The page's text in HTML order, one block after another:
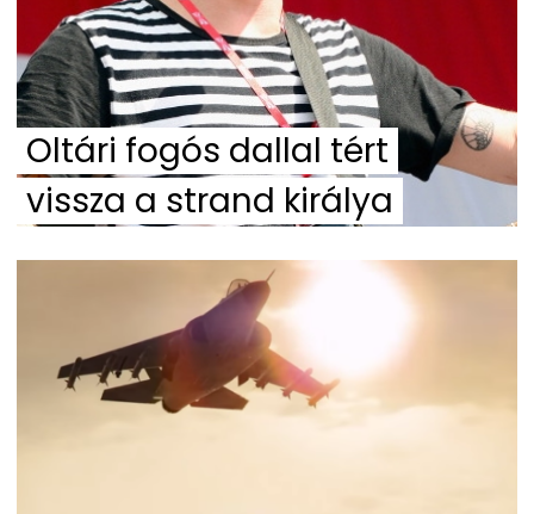
Oltári fogós dallal tért
vissza a strand királya